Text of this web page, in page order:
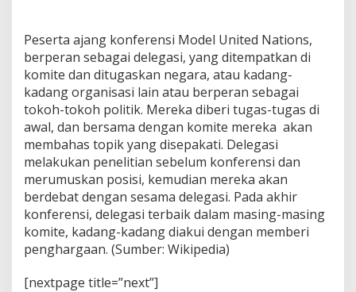
M
e
n
t
i
o
n
d
a
n
B
e
s
t
e
e
Peserta ajang konferensi Model United Nations,
berperan sebagai delegasi, yang ditempatkan di
komite dan ditugaskan negara, atau kadang-
kadang organisasi lain atau berperan sebagai
tokoh-tokoh politik. Mereka diberi tugas-tugas di
awal, dan bersama dengan komite mereka akan
membahas topik yang disepakati. Delegasi
melakukan penelitian sebelum konferensi dan
merumuskan posisi, kemudian mereka akan
berdebat dengan sesama delegasi. Pada akhir
konferensi, delegasi terbaik dalam masing-masing
komite, kadang-kadang diakui dengan memberi
penghargaan. (Sumber: Wikipedia)
[nextpage title=”next”]